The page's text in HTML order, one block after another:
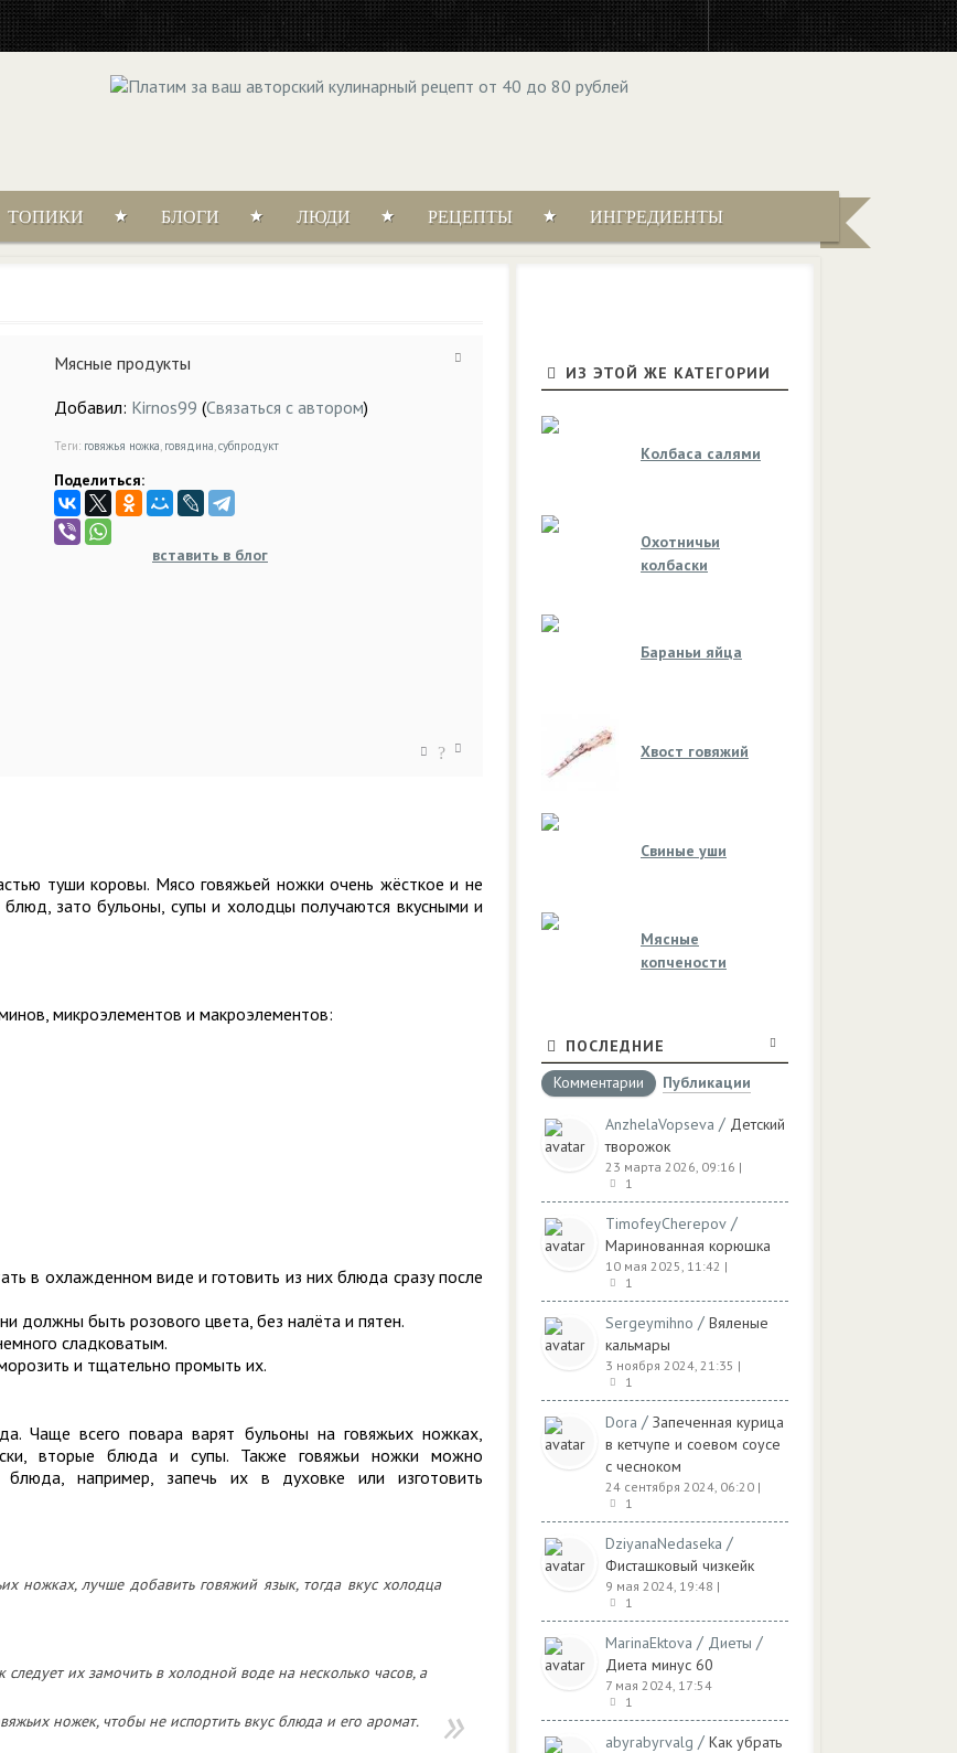
ТОПИКИ БЛОГИ ЛЮДИ РЕЦЕПТЫ ИНГРЕДИЕНТЫ
Мясные продукты
?
Добавил: Kirnos99 (Связаться с автором)
Теги: говяжья ножка, говядина,субпродукт
Поделиться:
вставить в блог
туши коровы. Мясо говяжьей ножки очень жёсткое и не
зато бульоны, супы и холодцы получаются вкусными и
микроэлементов и макроэлементов:
в охлажденном виде и готовить из них блюда сразу после
должны быть розового цвета, без налёта и пятен.
сладковатым.
и тщательно промыть их.
Чаще всего повара варят бульоны на говяжьих ножках,
вторые блюда и супы. Также говяжьи ножки можно
блюда, например, запечь их в духовке или изготовить
ножках, лучше добавить говяжий язык, тогда вкус холодца
их замочить в холодной воде на несколько часов, а
ножек, чтобы не испортить вкус блюда и его аромат.
ИЗ ЭТОЙ ЖЕ КАТЕГОРИИ
Колбаса салями
Охотничьи
колбаски
Бараньи яйца
Хвост говяжий
Свиные уши
Мясные
копчености
ПОСЛЕДНИЕ
Комментарии
Публикации
AnzhelaVopseva / Детский
творожок
23 марта 2026, 09:16 |
1
TimofeyCherepov /
Маринованная корюшка
10 мая 2025, 11:42 |
1
Sergeymihno / Вяленые
кальмары
3 ноября 2024, 21:35 |
1
Dora / Запеченная курица
в кетчупе и соевом соусе
с чесноком
24 сентября 2024, 06:20 |
1
DziyanaNedaseka /
Фисташковый чизкейк
9 мая 2024, 19:48 |
1
MarinaEktova / Диеты /
Диета минус 60
7 мая 2024, 17:54
1
abyrabyrvalg / Как убрать